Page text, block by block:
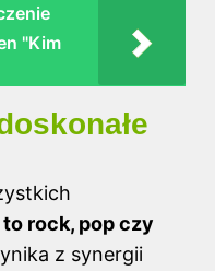
"Kim
rock, pop czy
z synergii